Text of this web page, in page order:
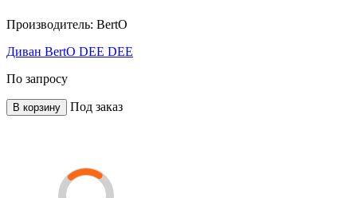
Производитель: BertO
Диван BertO DEE DEE
По запросу
В корзину Под заказ